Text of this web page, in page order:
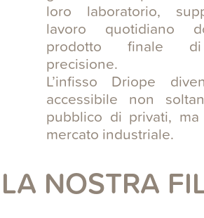
loro laboratorio,
lavoro quotidiano
prodotto finale
precisione.
L’infisso Driope
accessibile non
pubblico di privati,
mercato industriale.
LA NOSTRA